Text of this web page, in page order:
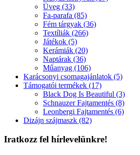
Üveg (33)
Fa-parafa (85)
Fém tárgyak (36)
Textíliák (266)
Játékok (5)
Kerámiák (20)
Naptárak (36)
Műanyag (106)
Karácsonyi csomagajánlatok (5)
Támogatói termékek (17)
Black Dog Is Beautiful (3)
Schnauzer Fajtamentés (8)
Leonbergi Fajtamentés (6)
Dizájn szájmaszk (82)
Iratkozz fel hírlevelünkre!